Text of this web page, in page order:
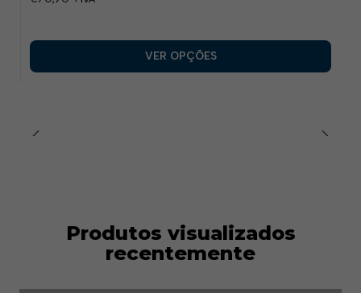
Conformidade regulamentar: Regulamento (UE)
VER OPÇÕES
Produtos visualizados
recentemente